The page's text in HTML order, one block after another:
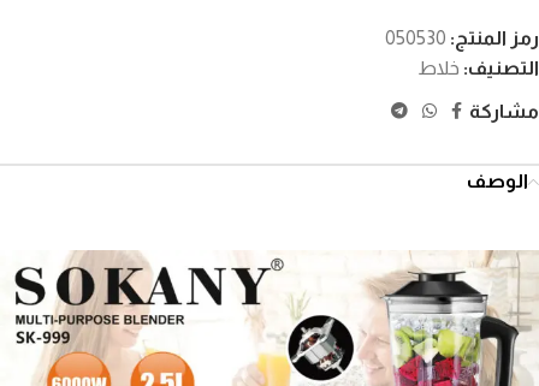
رمز المنتج: 050530
التصنيف: خلاط
مشاركة
الوصف